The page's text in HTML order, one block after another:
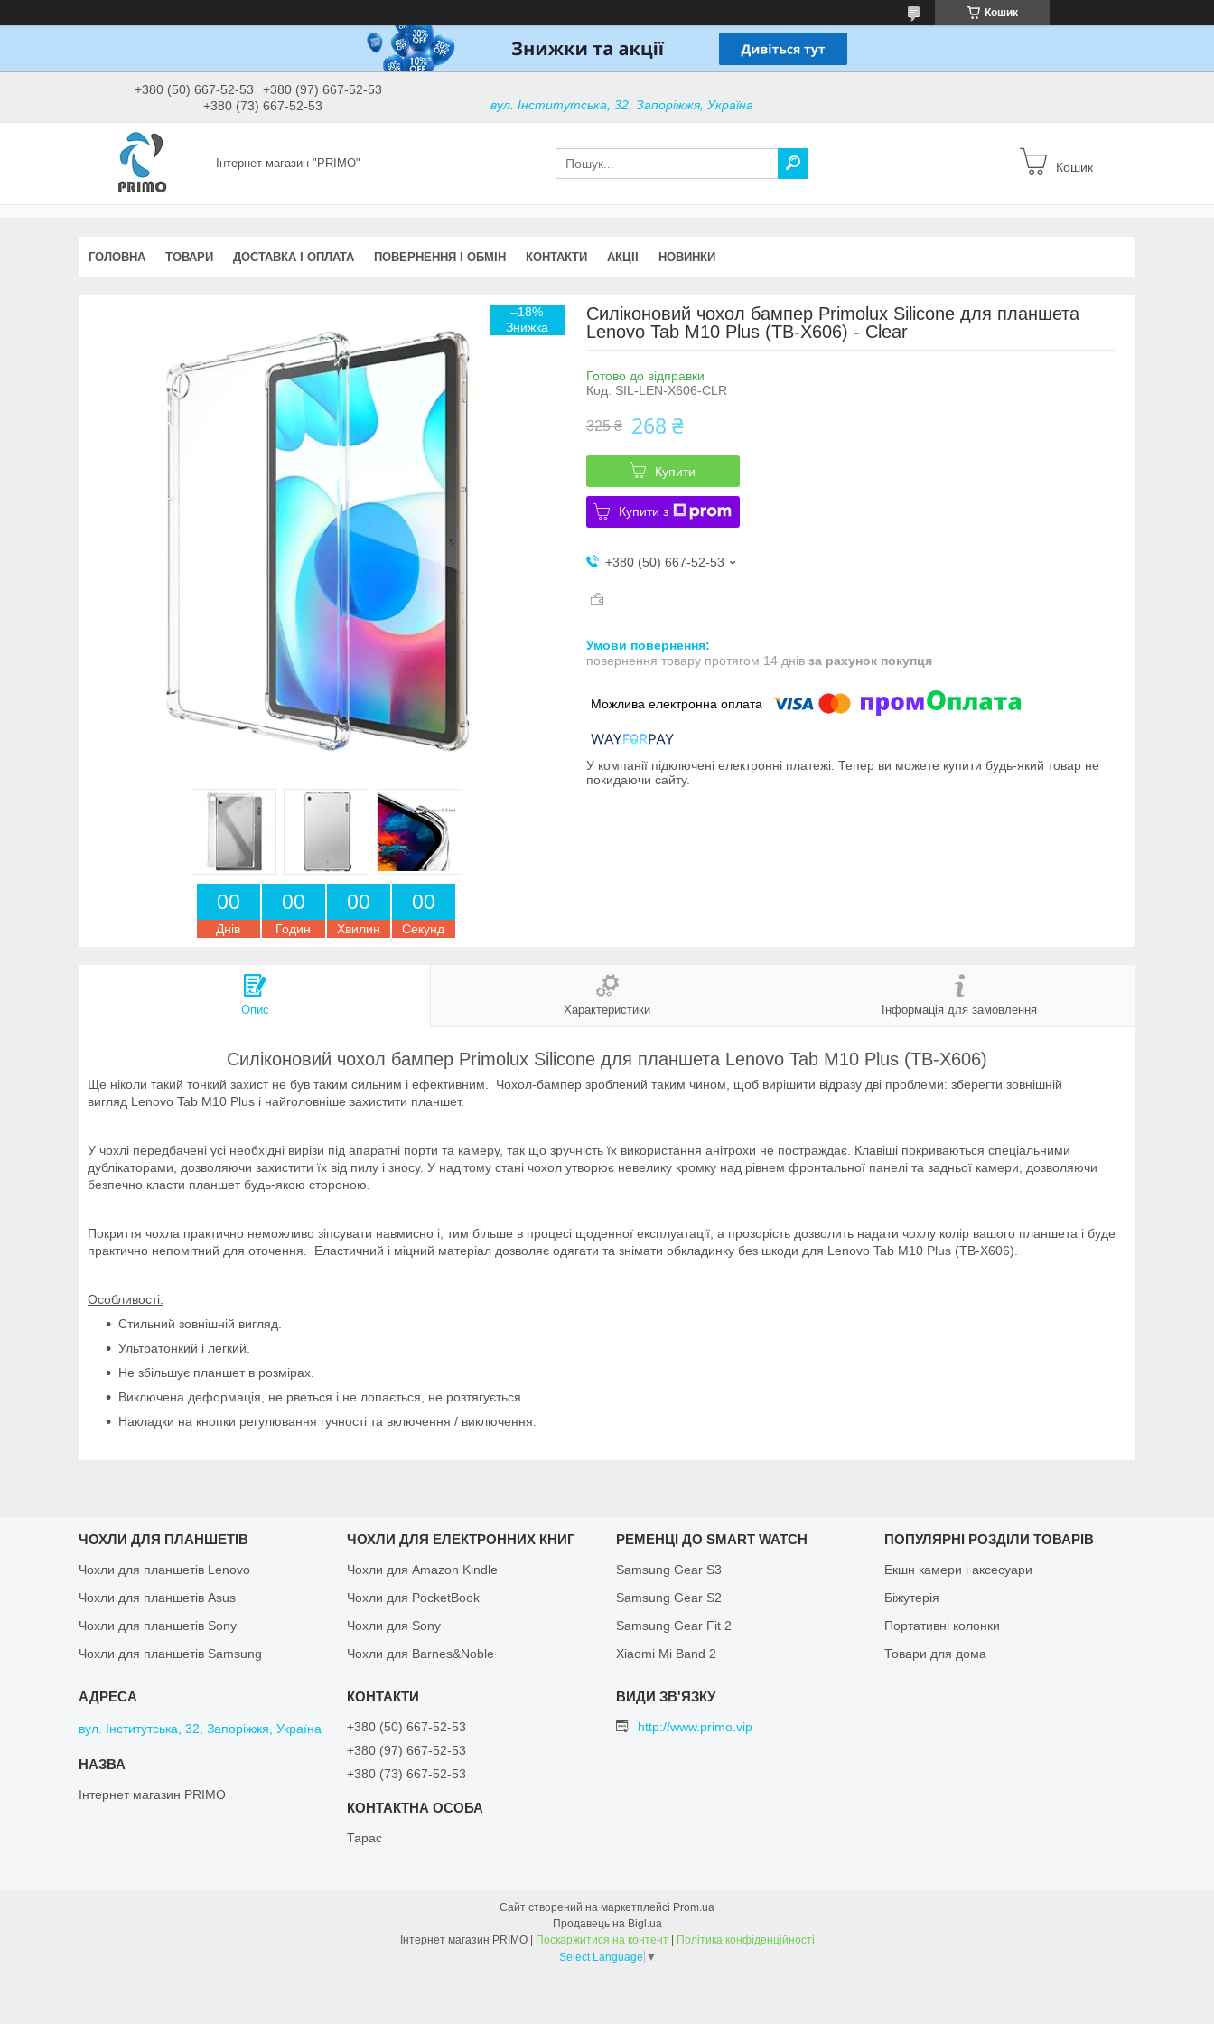
Кошик
+380 (50) 667-52-53
+380 (97) 667-52-53
+380 (73) 667-52-53
вул. Інститутська, 32, Запоріжжя, Україна
Інтернет магазин "PRIMO" Кошик
ГОЛОВНА ТОВАРИ ДОСТАВКА І ОПЛАТА ПОВЕРНЕННЯ І ОБМІН КОНТАКТИ АКЦІІ НОВИНКИ
–18%
00
Днів
00
Годин
00
Хвилин
00
Секунд
Силіконовий чохол бампер Primolux Silicone для планшета
Lenovo Tab M10 Plus (TB-X606) - Clear
Готово до відправки
Код: SIL-LEN-X606-CLR
325 ₴ 268 ₴
Купити
Купити з
+380 (50) 667-52-53
повернення товару протягом 14 днів за рахунок покупця
У компанії підключені електронні платежі. Тепер ви можете купити будь-який товар не
покидаючи сайту.
Опис Характеристики Інформація для замовлення
Силіконовий чохол бампер Primolux Silicone для планшета Lenovo Tab M10 Plus (TB-X606)
Ще ніколи такий тонкий захист не був таким сильним і ефективним. Чохол-бампер зроблений таким чином, щоб вирішити відразу дві проблеми: зберегти зовнішній
вигляд Lenovo Tab M10 Plus і найголовніше захистити планшет.
У чохлі передбачені усі необхідні вирізи під апаратні порти та камеру, так що зручність їх використання анітрохи не постраждає. Клавіші покриваються спеціальними
дублікаторами, дозволяючи захистити їх від пилу і зносу. У надітому стані чохол утворює невелику кромку над рівнем фронтальної панелі та задньої камери, дозволяючи
безпечно класти планшет будь-якою стороною.
Покриття чохла практично неможливо зіпсувати навмисно і, тим більше в процесі щоденної експлуатації, а прозорість дозволить надати чохлу колір вашого планшета і буде
практично непомітний для оточення. Еластичний і міцний матеріал дозволяє одягати та знімати обкладинку без шкоди для Lenovo Tab M10 Plus (TB-X606).
Особливості:
Стильний зовнішній вигляд.
Ультратонкий і легкий.
Не збільшує планшет в розмірах.
Виключена деформація, не рветься і не лопається, не розтягується.
Накладки на кнопки регулювання гучності та включення / виключення.
ЧОХЛИ ДЛЯ ПЛАНШЕТІВ
Чохли для планшетів Lenovo
Чохли для планшетів Asus
Чохли для планшетів Sony
Чохли для планшетів Samsung
ЧОХЛИ ДЛЯ ЕЛЕКТРОННИХ КНИГ
Чохли для Amazon Kindle
Чохли для PocketBook
Чохли для Sony
Чохли для Barnes&Noble
РЕМЕНЦІ ДО SMART WATCH
Samsung Gear S3
Samsung Gear S2
Samsung Gear Fit 2
Xiaomi Mi Band 2
ПОПУЛЯРНІ РОЗДІЛИ ТОВАРІВ
Екшн камери і аксесуари
Біжутерія
Портативні колонки
Товари для дома
вул. Інститутська, 32, Запоріжжя, Україна
Інтернет магазин PRIMO
+380 (50) 667-52-53
+380 (97) 667-52-53
+380 (73) 667-52-53
Тарас
http://www.primo.vip
Сайт створений на маркетплейсі Prom.ua
Продавець на Bigl.ua
Інтернет магазин PRIMO | Поскаржитися на контент | Політика конфіденційності
Select Language ▼